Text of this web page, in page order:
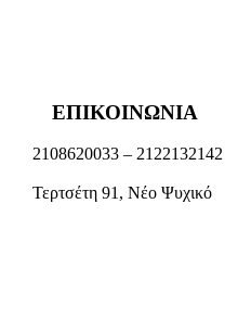
ΕΠΙΚΟΙΝΩΝΙΑ
2108620033 – 2122132142
Τερτσέτη 91, Νέο Ψυχικό